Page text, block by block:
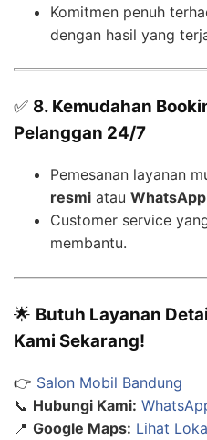
Komitmen penuh
dengan hasil yang
✅ 8. Kemudahan
Pelanggan 24/7
Pemesanan layanan
resmi atau WhatsApp
Customer service
membantu.
🌟 Butuh Layanan
Kami Sekarang!
👉 Salon Mobil Bandung
📞 Hubungi Kami:
📍 Google Maps: Lihat